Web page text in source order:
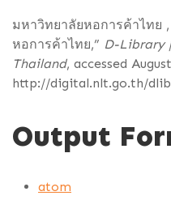
มหาวิทยาลัยหอการค้าไทย
หอการค้าไทย,” D-Library
Thailand, accessed
http://digital.nlt.go.th/
Output
atom